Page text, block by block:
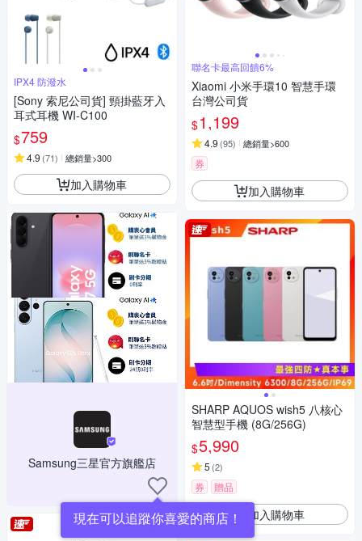
IPX4 防潑水
[Sony 索尼公司貨] 頸掛藍牙入
耳式耳機 WI-C100
$759
4.9 (71) 總銷量>300
加入購物車
Samsung三星官方旗艦店
現在可以追蹤你喜愛的商店！
聯名卡最高回饋6%
Xiaomi 小米手環10 智慧手環
台灣公司貨
$1,199
4.9 (95) 總銷量>600
券
加入購物車
SHARP AQUOS wish5 八核心
智慧型手機 (8G/256G)
$5,990
5 (2)
券 贈品
加入購物車